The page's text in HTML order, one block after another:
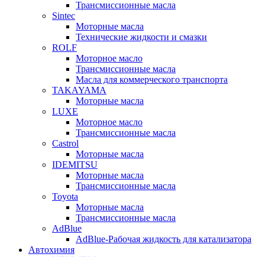
Трансмиссионные масла
Sintec
Моторные масла
Технические жидкости и смазки
ROLF
Моторное масло
Трансмиссионные масла
Масла для коммерческого транспорта
TAKAYAMA
Моторные масла
LUXE
Моторное масло
Трансмиссионные масла
Castrol
Моторные масла
IDEMITSU
Моторные масла
Трансмиссионные масла
Toyota
Моторные масла
Трансмиссионные масла
AdBlue
AdBlue-Рабочая жидкость для катализатора
Автохимия